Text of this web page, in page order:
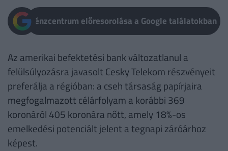
Pénzcentrum előresorolása a Google találatokban
Az amerikai befektetési bank változatlanul a
felülsúlyozásra javasolt Cesky Telekom részvényeit
preferálja a régióban: a cseh társaság papírjaira
megfogalmazott célárfolyam a korábbi 369
koronáról 405 koronára nőtt, amely 18%-os
emelkedési potenciált jelent a tegnapi záróárhoz
képest.